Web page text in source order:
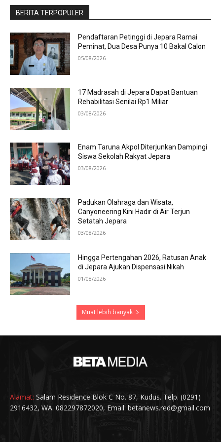
BERITA TERPOPULER
Pendaftaran Petinggi di Jepara Ramai
Peminat, Dua Desa Punya 10 Bakal Calon
05/08/2026
17 Madrasah di Jepara Dapat Bantuan
Rehabilitasi Senilai Rp1 Miliar
03/08/2026
Enam Taruna Akpol Diterjunkan Dampingi
Siswa Sekolah Rakyat Jepara
03/08/2026
Padukan Olahraga dan Wisata,
Canyoneering Kini Hadir di Air Terjun
Setatah Jepara
03/08/2026
Hingga Pertengahan 2026, Ratusan Anak
di Jepara Ajukan Dispensasi Nikah
01/08/2026
Muat lebih banyak
Alamat: Salam Residence Blok C No. 87, Kudus. Telp. (0291)
2916432, WA: 082297872020, Email: betanews.red@gmail.com